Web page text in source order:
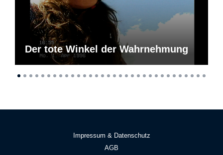
Der tote Winkel der Wahrnehmung
Impressum & Datenschutz
AGB